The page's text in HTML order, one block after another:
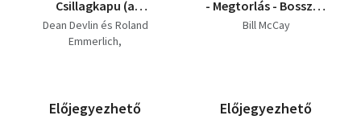
Csillagkapu (a
mozifilm) + Lázadás +
Megtorlás + Bosszú +
Dean Devlin és Roland
Emmerlich
Előjegyezhető
- Megtorlás - Bosszú -
Kirajzás)
Bill McCay
Előjegyezhető